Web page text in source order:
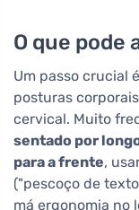
O que pode
Um passo crucial
posturas
cervical. Muito
sentado por
para a frente,
("pescoço de
má ergonomia no